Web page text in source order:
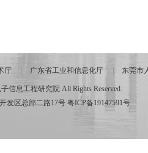
厅 广东省工业和信息化厅 东莞市
信息工程研究院 All Rights Reserved.
发区总部二路17号 粤ICP备19147591号